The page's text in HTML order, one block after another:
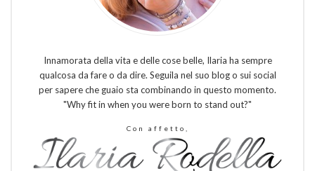
Innamorata della vita e delle cose belle, Ilaria ha sempre
qualcosa da fare o da dire. Seguila nel suo blog o sui social
per sapere che guaio sta combinando in questo momento.
"Why fit in when you were born to stand out?"
Con affetto,